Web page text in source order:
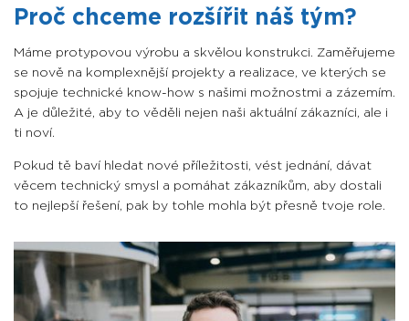
Proč chceme rozšířit náš tým?
Máme protypovou výrobu a skvělou konstrukci. Zaměřujeme
se nově na komplexnější projekty a realizace, ve kterých se
spojuje technické know-how s našimi možnostmi a zázemím.
A je důležité, aby to věděli nejen naši aktuální zákazníci, ale i
ti noví.
Pokud tě baví hledat nové příležitosti, vést jednání, dávat
věcem technický smysl a pomáhat zákazníkům, aby dostali
to nejlepší řešení, pak by tohle mohla být přesně tvoje role.